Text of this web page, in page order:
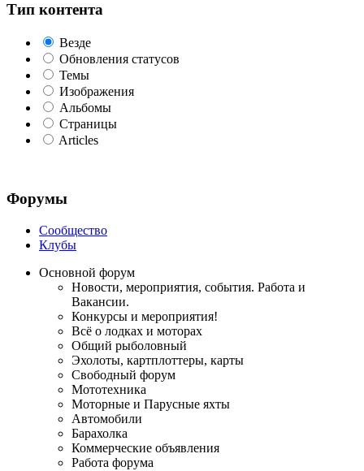
Тип контента
Везде
Обновления статусов
Темы
Изображения
Альбомы
Страницы
Articles
Форумы
Сообщество
Клубы
Основной форум
Новости, мероприятия, события. Работа и
Вакансии.
Конкурсы и мероприятия!
Всё о лодках и моторах
Общий рыболовный
Эхолоты, картплоттеры, карты
Свободный форум
Мототехника
Моторные и Парусные яхты
Автомобили
Барахолка
Коммерческие объявления
Работа форума